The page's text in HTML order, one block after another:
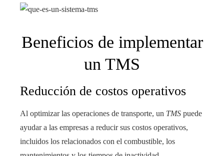
Beneficios de implementar
un TMS
Reducción de costos operativos
Al optimizar las operaciones de transporte, un TMS puede
ayudar a las empresas a reducir sus costos operativos,
incluidos los relacionados con el combustible, los